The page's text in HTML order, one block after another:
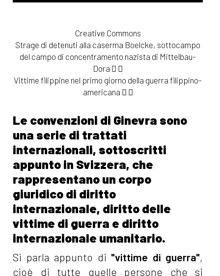
Strage di detenuti alla caserma Boelcke, sottocampo
del campo di concentramento nazista di Mittelbau-
Dora
Vittime filippine nel primo giorno della guerra filippino-
americana
Le convenzioni di Ginevra sono
una serie di trattati
internazionali, sottoscritti
appunto in Svizzera, che
rappresentano un corpo
giuridico di diritto
internazionale, diritto delle
vittime di guerra e diritto
internazionale umanitario.
Si parla appunto di "vittime di guerra",
cioè di tutte quelle persone che si